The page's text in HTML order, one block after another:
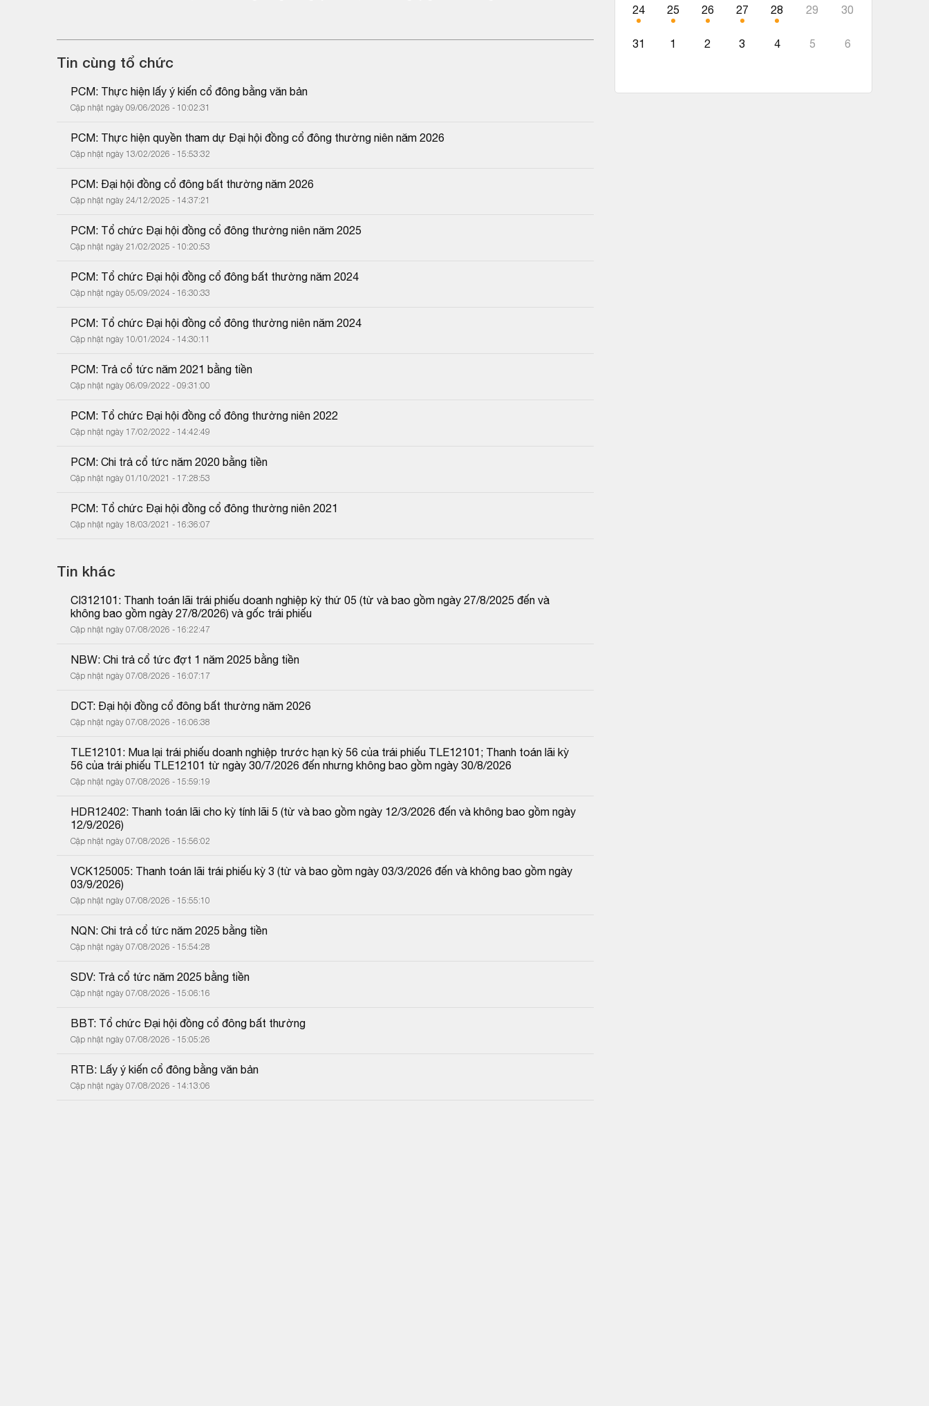
Tin cùng tổ chức
PCM: Thực hiện lấy ý kiến cổ đông bằng văn bản
Cập nhật ngày 09/06/2026 - 10:02:31
PCM: Thực hiện quyền tham dự Đại hội đồng cổ đông thường niên năm 2026
Cập nhật ngày 13/02/2026 - 15:53:32
PCM: Đại hội đồng cổ đông bất thường năm 2026
Cập nhật ngày 24/12/2025 - 14:37:21
PCM: Tổ chức Đại hội đồng cổ đông thường niên năm 2025
Cập nhật ngày 21/02/2025 - 10:20:53
PCM: Tổ chức Đại hội đồng cổ đông bất thường năm 2024
Cập nhật ngày 05/09/2024 - 16:30:33
PCM: Tổ chức Đại hội đồng cổ đông thường niên năm 2024
Cập nhật ngày 10/01/2024 - 14:30:11
PCM: Trả cổ tức năm 2021 bằng tiền
Cập nhật ngày 06/09/2022 - 09:31:00
PCM: Tổ chức Đại hội đồng cổ đông thường niên 2022
Cập nhật ngày 17/02/2022 - 14:42:49
PCM: Chi trả cổ tức năm 2020 bằng tiền
Cập nhật ngày 01/10/2021 - 17:28:53
PCM: Tổ chức Đại hội đồng cổ đông thường niên 2021
Cập nhật ngày 18/03/2021 - 16:36:07
Tin khác
CI312101: Thanh toán lãi trái phiếu doanh nghiệp kỳ thứ 05 (từ và bao gồm ngày 27/8/2025 đến và
không bao gồm ngày 27/8/2026) và gốc trái phiếu
Cập nhật ngày 07/08/2026 - 16:22:47
NBW: Chi trả cổ tức đợt 1 năm 2025 bằng tiền
Cập nhật ngày 07/08/2026 - 16:07:17
DCT: Đại hội đồng cổ đông bất thường năm 2026
Cập nhật ngày 07/08/2026 - 16:06:38
TLE12101: Mua lại trái phiếu doanh nghiệp trước hạn kỳ 56 của trái phiếu TLE12101; Thanh toán lãi kỳ
56 của trái phiếu TLE12101 từ ngày 30/7/2026 đến nhưng không bao gồm ngày 30/8/2026
Cập nhật ngày 07/08/2026 - 15:59:19
HDR12402: Thanh toán lãi cho kỳ tính lãi 5 (từ và bao gồm ngày 12/3/2026 đến và không bao gồm ngày
12/9/2026)
Cập nhật ngày 07/08/2026 - 15:56:02
VCK125005: Thanh toán lãi trái phiếu kỳ 3 (từ và bao gồm ngày 03/3/2026 đến và không bao gồm ngày
03/9/2026)
Cập nhật ngày 07/08/2026 - 15:55:10
NQN: Chi trả cổ tức năm 2025 bằng tiền
Cập nhật ngày 07/08/2026 - 15:54:28
SDV: Trả cổ tức năm 2025 bằng tiền
Cập nhật ngày 07/08/2026 - 15:06:16
BBT: Tổ chức Đại hội đồng cổ đông bất thường
Cập nhật ngày 07/08/2026 - 15:05:26
RTB: Lấy ý kiến cổ đông bằng văn bản
Cập nhật ngày 07/08/2026 - 14:13:06
24 25 26 27 28 29 30
31 1 2 3 4 5 6